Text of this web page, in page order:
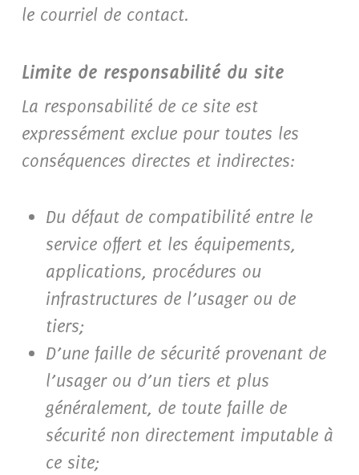
le courriel de contact.
Limite de responsabilité du site
La responsabilité de ce site est
expressément exclue pour toutes les
conséquences directes et indirectes:
Du défaut de compatibilité entre le
service offert et les équipements,
applications, procédures ou
infrastructures de l’usager ou de
tiers;
D’une faille de sécurité provenant de
l’usager ou d’un tiers et plus
généralement, de toute faille de
sécurité non directement imputable à
ce site;